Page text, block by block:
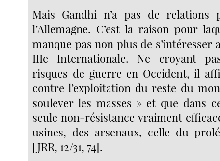
Mais Gandhi n’a pas de relations
l’Allemagne. C’est la raison pour
manque pas non plus de s’intéresser
IIIe Internationale. Ne croyant
risques de guerre en Occident, il
contre l’exploitation du reste du
soulever les masses » et que dans
seule non-résistance vraiment
usines, des arsenaux, celle du
[JRR, 12/31, 74].